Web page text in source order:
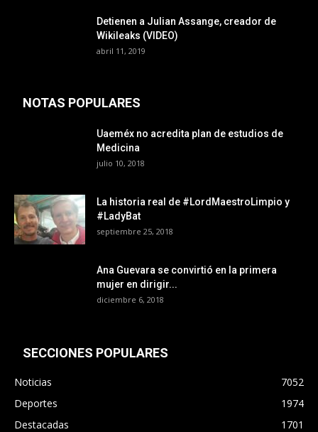
Detienen a Julian Assange, creador de
Wikileaks (VIDEO)
abril 11, 2019
NOTAS POPULARES
Uaeméx no acredita plan de estudios de
Medicina
julio 10, 2018
La historia real de #LordMaestroLimpio y
#LadyBat
septiembre 25, 2018
Ana Guevara se convirtió en la primera
mujer en dirigir...
diciembre 6, 2018
SECCIONES POPULARES
Noticias
7052
Deportes
1974
Destacadas
1701